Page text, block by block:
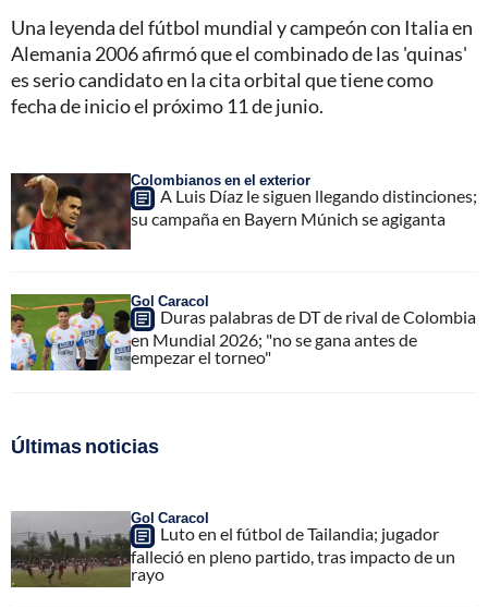
Una leyenda del fútbol mundial y campeón con Italia en
Alemania 2006 afirmó que el combinado de las 'quinas'
es serio candidato en la cita orbital que tiene como
fecha de inicio el próximo 11 de junio.
Colombianos en el exterior
A Luis Díaz le siguen llegando distinciones;
su campaña en Bayern Múnich se agiganta
Gol Caracol
Duras palabras de DT de rival de Colombia
en Mundial 2026; "no se gana antes de
empezar el torneo"
Últimas noticias
Gol Caracol
Luto en el fútbol de Tailandia; jugador
falleció en pleno partido, tras impacto de un
rayo